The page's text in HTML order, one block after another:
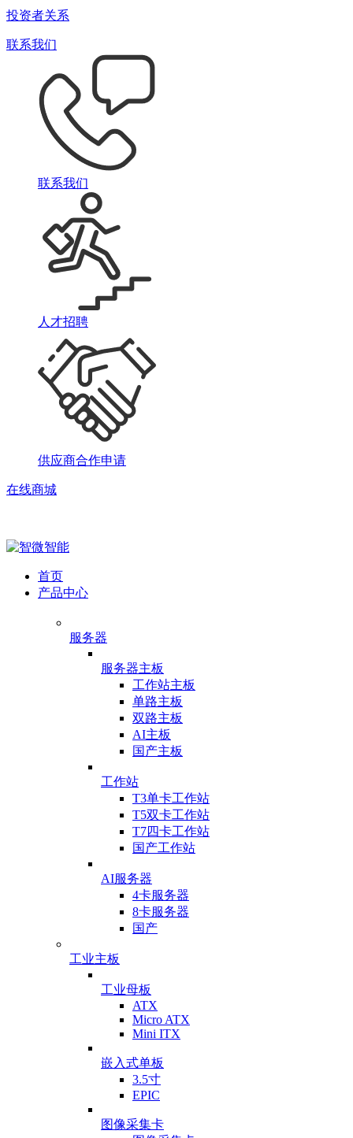
投资者关系
联系我们
联系我们
人才招聘
供应商合作申请
在线商城
首页
产品中心
服务器
服务器主板
工作站主板
单路主板
双路主板
AI主板
国产主板
工作站
T3单卡工作站
T5双卡工作站
T7四卡工作站
国产工作站
AI服务器
4卡服务器
8卡服务器
国产
工业主板
工业母板
ATX
Micro ATX
Mini ITX
嵌入式单板
3.5寸
EPIC
图像采集卡